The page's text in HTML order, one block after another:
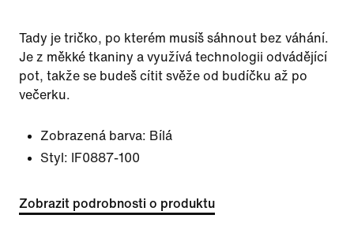
Tady je tričko, po kterém musíš sáhnout bez váhání.
Je z měkké tkaniny a využívá technologii odvádějící
pot, takže se budeš cítit svěže od budíčku až po
večerku.
Zobrazená barva: Bílá
Styl:
IF0887-100
Zobrazit podrobnosti o produktu